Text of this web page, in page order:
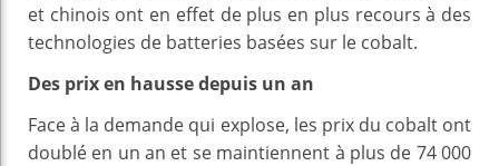
et chinois ont en effet de plus en plus recours à des
technologies de batteries basées sur le cobalt.
Des prix en hausse depuis un an
Face à la demande qui explose, les prix du cobalt ont
doublé en un an et se maintiennent à plus de 74 000